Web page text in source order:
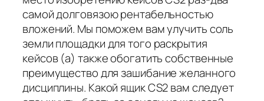
самой долговязою рентабельностью
вложений. Мы поможем вам улучить соль
земли площадки для того раскрытия
кейсов (а) также обогатить собственные
преимущество для зашибание желанного
дисциплины. Какой ящик CS2 вам следует